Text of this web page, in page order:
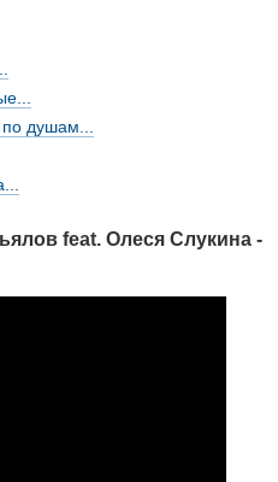
душам...
feat. Олеся Слукина -